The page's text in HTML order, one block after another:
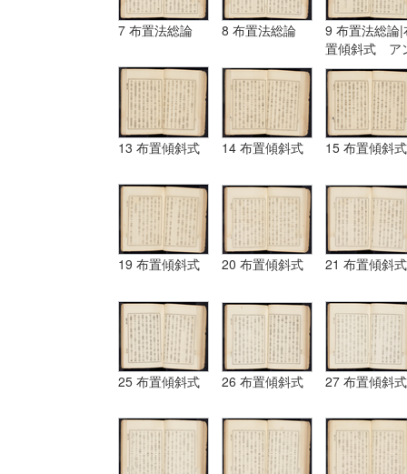
7 布置法総論 8 布置法総論
9 布置法総論|
置傾斜式 ア
ギュラール、
ムポシシヨン
13 布置傾斜式 14 布置傾斜式 15 布置傾斜式
19 布置傾斜式 20 布置傾斜式 21 布置傾斜式
25 布置傾斜式 26 布置傾斜式 27 布置傾斜式